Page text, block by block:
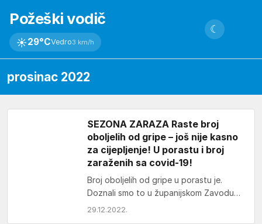
Požeški vodič
☀29°CVedro3 km/h
☾
prosinac 2022
SEZONA ZARAZA Raste broj
oboljelih od gripe – još nije kasno
za cijepljenje! U porastu i broj
zaraženih sa covid-19!
Broj oboljelih od gripe u porastu je.
Doznali smo to u županijskom Zavodu
za javno zdravstvo. – U posljednjih
29.12.2022.